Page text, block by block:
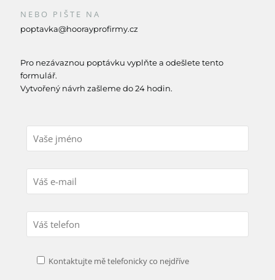
NEBO PIŠTE NA
poptavka@hoorayprofirmy.cz
Pro nezávaznou poptávku vyplňte a odešlete tento
formulář.
Vytvořený návrh zašleme do 24 hodin.
Kontaktujte mě telefonicky co nejdříve